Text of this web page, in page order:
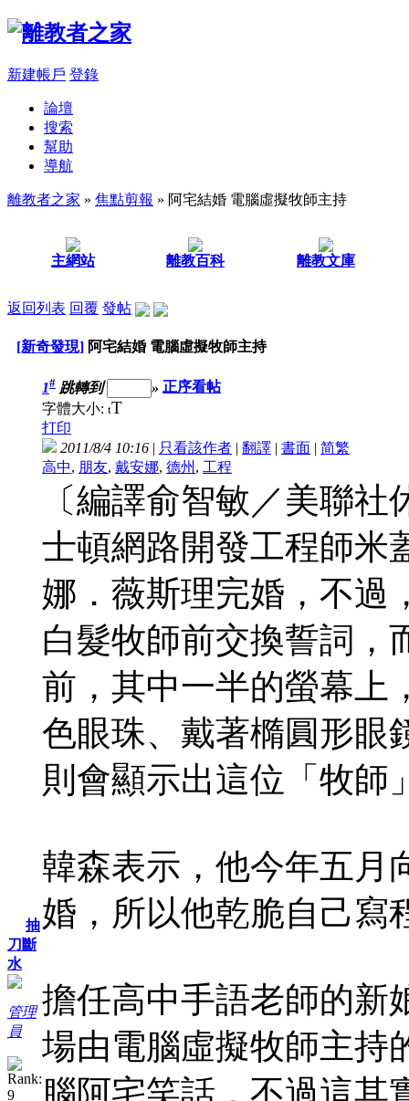
新建帳戶 登錄
論壇
搜索
幫助
導航
離教者之家 » 焦點剪報 » 阿宅結婚 電腦虛擬牧師主持
主網站 離教百科 離教文庫
返回列表 回覆 發帖
[新奇發現] 阿宅結婚 電腦虛擬牧師主持
抽
刀斷
水
管理
員
1# 跳轉到 » 正序看帖
字體大小: tT
打印
2011/8/4 10:16 | 只看該作者 | 翻譯 | 書面 | 简繁
高中, 朋友, 戴安娜, 德州 , 工程
〔編譯俞智敏／美聯
士頓網路開發工程師米
娜．薇斯理完婚，不過
白髮牧師前交換誓詞，
前，其中一半的螢幕上
色眼珠、戴著橢圓形眼
則會顯示出這位「牧師
韓森表示，他今年五月
婚，所以他乾脆自己寫
擔任高中手語老師的新
場由電腦虛擬牧師主持
腦阿宅笑話，不過這其